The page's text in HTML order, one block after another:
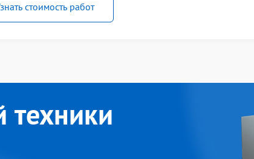
стоимость работ
техники